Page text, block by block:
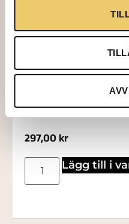
297,00 kr
Lägg till i